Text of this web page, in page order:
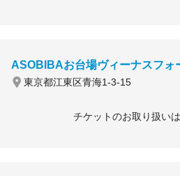
ASOBIBAお台場ヴィーナスフォ
東京都江東区青海1-3-15
チケットのお取り扱い